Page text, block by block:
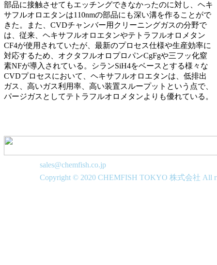
部品に接触させてもエッチングできなかったのに対し、ヘキ
サフルオロエタンは110nmの部品にも深い溝を作ることがで
きた。また、CVDチャンバー用クリーニングガスの分野で
は、従来、ヘキサフルオロエタンやテトラフルオロメタン
CF4が使用されていたが、最新のプロセス仕様や生産効率に
対応するため、オクタフルオロプロパンCgFgや三フッ化窒
素NFが導入されている。シランSiH4をベースとする様々な
CVDプロセスにおいて、ヘキサフルオロエタンは、低排出
ガス、高いガス利用率、高い装置スループットという点で、
パージガスとしてテトラフルオロメタンよりも優れている。
sales@chemfish.co.jp
Copyright © 2020 CHEMFISH TOKYO 株式会社 All